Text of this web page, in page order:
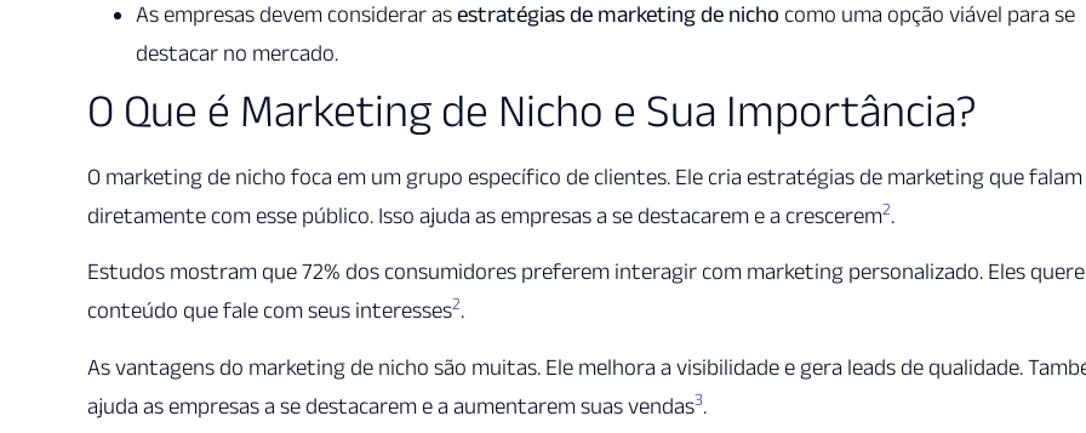
As empresas devem considerar asestratégias de marketing de nicho como uma opção viável para se
destacar no mercado.
O Que é Marketing de Nicho e Sua Importância?
O marketing de nicho foca em um grupo específico de clientes. Ele cria estratégias de marketing que falam
diretamente com esse público. Isso ajuda as empresas a se destacarem e a crescerem2.
Estudos mostram que 72% dos consumidores preferem interagir com marketing personalizado. Eles
conteúdo que fale com seus interesses2.
As vantagens do marketing de nicho são muitas. Ele melhora a visibilidade e gera leads de qualidade.
ajuda as empresas a se destacarem e a aumentarem suas vendas3.